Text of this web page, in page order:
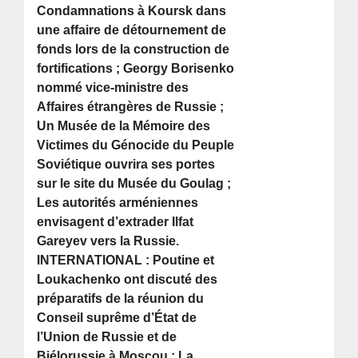
Condamnations à Koursk dans
une affaire de détournement de
fonds lors de la construction de
fortifications ; Georgy Borisenko
nommé vice-ministre des
Affaires étrangères de Russie ;
Un Musée de la Mémoire des
Victimes du Génocide du Peuple
Soviétique ouvrira ses portes
sur le site du Musée du Goulag ;
Les autorités arméniennes
envisagent d’extrader Ilfat
Gareyev vers la Russie.
INTERNATIONAL : Poutine et
Loukachenko ont discuté des
préparatifs de la réunion du
Conseil suprême d’État de
l’Union de Russie et de